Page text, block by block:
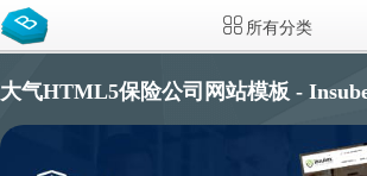
所有分类
大气HTML5保险公司网站模板 -